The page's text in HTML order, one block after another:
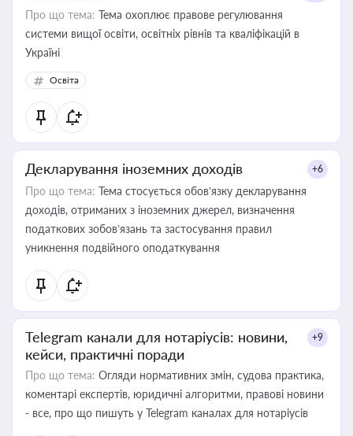
Про що тема: Тема охоплює правове регулювання
системи вищої освіти, освітніх рівнів та кваліфікацій в
Україні
Освіта
Декларування іноземних доходів +6
Про що тема: Тема стосується обов’язку декларування
доходів, отриманих з іноземних джерел, визначення
податкових зобов’язань та застосування правил
уникнення подвійного оподаткування
Telegram канали для нотаріусів: новини,
кейси, практичні поради
+9
Про що тема: Огляди нормативних змін, судова практика,
коментарі експертів, юридичні алгоритми, правові новини
- все, про що пишуть у Telegram каналах для нотаріусів